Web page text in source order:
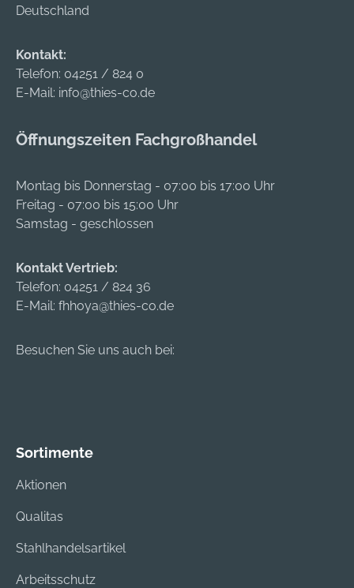
Deutschland
Kontakt:
Telefon: 04251 / 824 0
E-Mail: info@thies-co.de
Öffnungszeiten Fachgroßhandel
Montag bis Donnerstag - 07:00 bis 17:00 Uhr
Freitag - 07:00 bis 15:00 Uhr
Samstag - geschlossen
Kontakt Vertrieb:
Telefon: 04251 / 824 36
E-Mail: fhhoya@thies-co.de
Besuchen Sie uns auch bei:
Sortimente
Aktionen
Qualitas
Stahlhandelsartikel
Arbeitsschutz